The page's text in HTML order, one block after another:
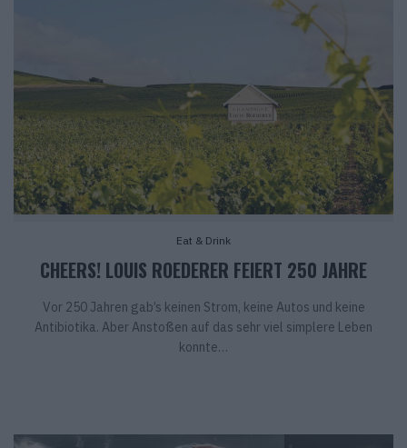
Eat & Drink
CHEERS! LOUIS ROEDERER FEIERT 250 JAHRE
Vor 250 Jahren gab’s keinen Strom, keine Autos und keine
Antibiotika. Aber Anstoßen auf das sehr viel simplere Leben
konnte…